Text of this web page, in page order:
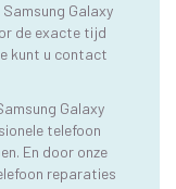
Galaxy
de exacte tijd
kunt u contact
Galaxy
telefoon
En door onze
reparaties